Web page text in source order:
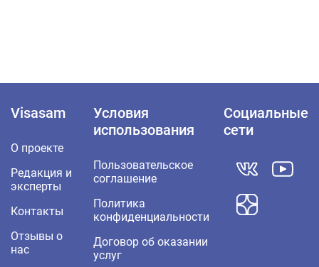
Visasam
О проекте
Редакция и
эксперты
Контакты
Отзывы о
нас
Условия
использования
Пользовательское
соглашение
Политика
конфиденциальности
Договор об оказании
услуг
Социальные
сети